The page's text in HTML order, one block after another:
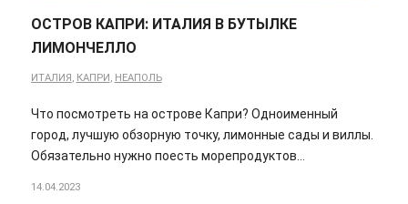
ОСТРОВ КАПРИ: ИТАЛИЯ В БУТЫЛКЕ
ЛИМОНЧЕЛЛО
ИТАЛИЯ, КАПРИ, НЕАПОЛЬ
Что посмотреть на острове Капри? Одноименный
город, лучшую обзорную точку, лимонные сады и виллы.
Обязательно нужно поесть морепродуктов…
14.04.2023